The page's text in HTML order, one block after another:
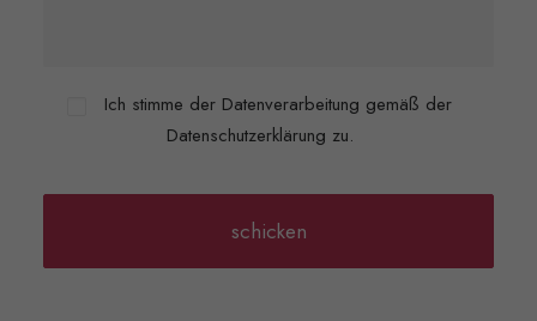
Ich stimme der Datenverarbeitung gemäß der
Datenschutzerklärung zu.